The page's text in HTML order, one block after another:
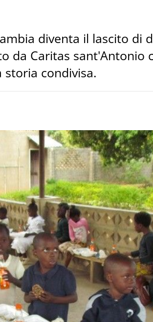
diventa il lascito di
da Caritas sant'Antonio
condivisa.